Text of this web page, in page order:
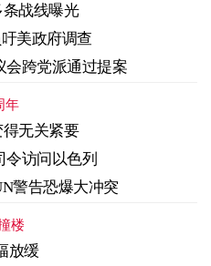
条战线曝光
美政府调查
会跨党派通过提案
年
无关紧要
令访问以色列
警告恐爆大冲突
楼
放缓